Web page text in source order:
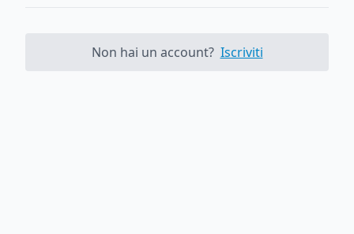
Non hai un account? Iscriviti